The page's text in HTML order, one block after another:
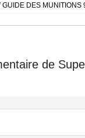
GUIDE DES MUNITIONS
de